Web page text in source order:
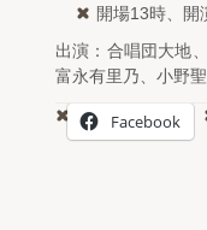
開場13時、開
出演：合唱団大地
富永有里乃、小野
Facebook